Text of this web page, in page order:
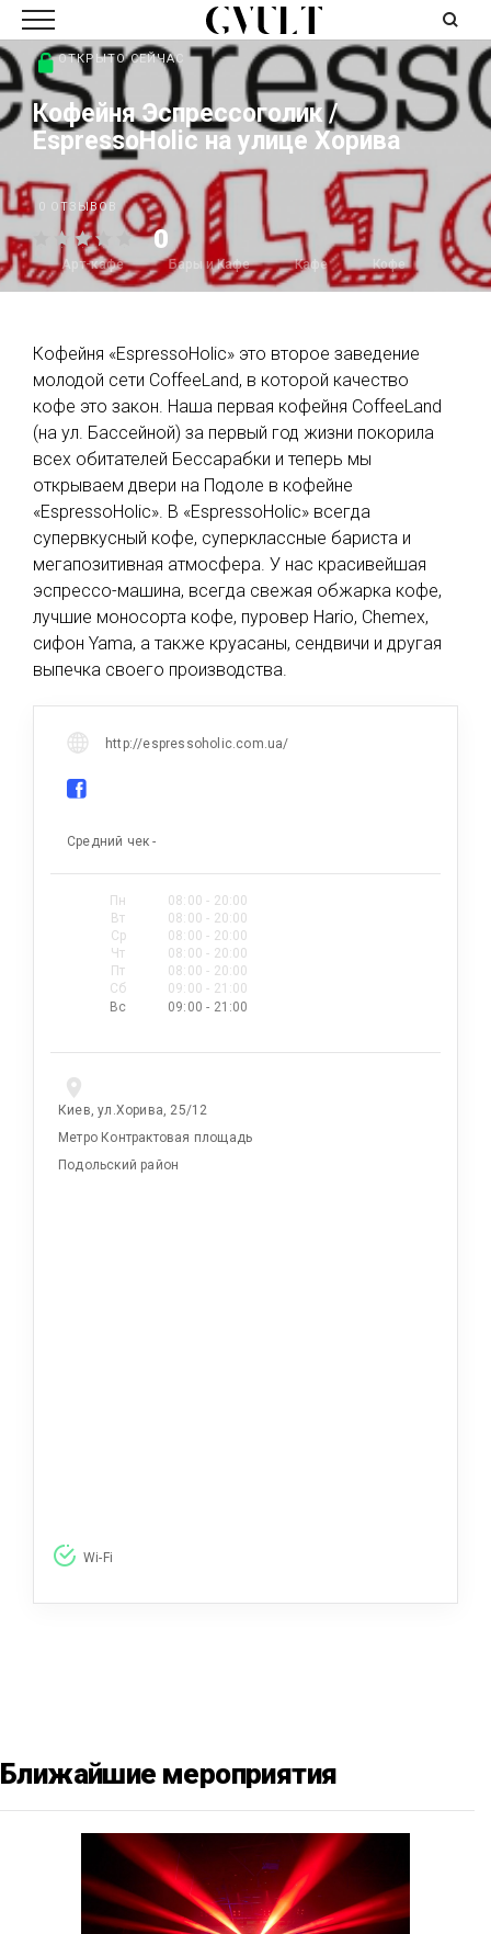
ОТКРЫТО СЕЙЧАС
Кофейня Эспрессоголик /
EspressoHolic на улице Хорива
0 ОТЗЫВОВ
0
Арт-кафе Бары и Кафе Кафе Кофе
Кофейня «EspressoHolic» это второе заведение
молодой сети CoffeeLand, в которой качество
кофе это закон. Наша первая кофейня CoffeeLand
(на ул. Бассейной) за первый год жизни покорила
всех обитателей Бессарабки и теперь мы
открываем двери на Подоле в кофейне
«EspressoHolic». В «EspressoHolic» всегда
супервкусный кофе, суперклассные бариста и
мегапозитивная атмосфера. У нас красивейшая
эспрессо-машина, всегда свежая обжарка кофе,
лучшие моносорта кофе, пуровер Hario, Chemex,
сифон Yama, а также круасаны, сендвичи и другая
выпечка своего производства.
http://espressoholic.com.ua/
Средний чек -
Пн
08:00 - 20:00
Вт
08:00 - 20:00
Ср
08:00 - 20:00
Чт
08:00 - 20:00
Пт
08:00 - 20:00
Сб
09:00 - 21:00
Вс
09:00 - 21:00
Киев, ул.Хорива, 25/12
Метро Контрактовая площадь
Подольский район
Wi-Fi
Ближайшие мероприятия